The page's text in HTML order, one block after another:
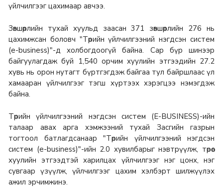
үйлчилгээг цахимаар авчээ.
Зөвшөөрлийн тухай хуульд заасан 371 зөвшөөрлийн 276 нь
цахимжсан боловч "Төрийн үйлчилгээний нэгдсэн систем
(e-business)"-д холбогдоогүй байна. Сар бүр шинээр
байгуулагдаж буй 1,540 орчим хуулийн этгээдийн 27.2
хувь нь орон нутагт бүртгэгдэж байгаа тул байршлаас үл
хамааран үйлчилгээг тэгш хүртээх хэрэгцээ нэмэгдэж
байна.
Төрийн үйлчилгээний нэгдсэн систем (Е-BUSINESS)-ийн
талаар авах арга хэмжээний тухай Засгийн газрын
тогтоол батлагдсанаар "Төрийн үйлчилгээний нэгдсэн
систем (е-business)"-ийн 2.0 хувилбарыг нэвтрүүлж, төрөөс
хуулийн этгээдтэй харилцах үйлчилгээг нэг цонх, нэг
сувгаар үзүүлж, үйлчилгээг цахим хэлбэрт шилжүүлэх
ажил эрчимжинэ.